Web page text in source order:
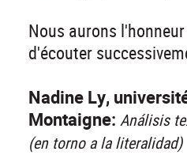
Nous aurons
d'écouter
Nadine Ly,
Montaigne: Análisis
(en torno a la literalidad)